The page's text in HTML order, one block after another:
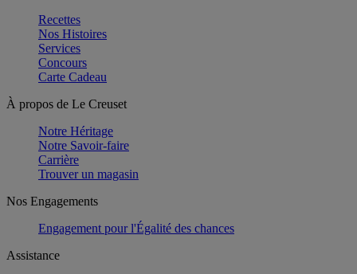
Recettes
Nos Histoires
Services
Concours
Carte Cadeau
À propos de Le Creuset
Notre Héritage
Notre Savoir-faire
Carrière
Trouver un magasin
Nos Engagements
Engagement pour l'Égalité des chances
Assistance